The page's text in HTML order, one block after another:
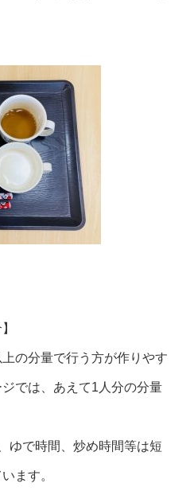
の分量で行う方が作りやす
では、あえて1人分の分量
ゆで時間、炒め時間等は短
ます。